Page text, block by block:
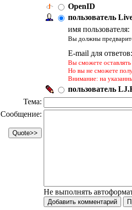
OpenID
пользователь
имя пользователя:
Вы должны
E-mail для
Вы сможете
Но вы не сможете
Внимание: на
пользователь
Тема:
Сообщение:
Не выполнять